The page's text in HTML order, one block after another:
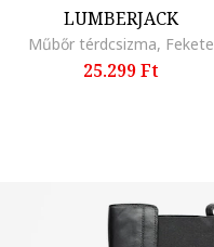
LUMBERJACK
Műbőr térdcsizma, Fekete
25.299 Ft